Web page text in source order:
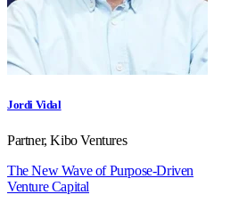
Jordi Vidal
Partner, Kibo Ventures
The New Wave of Purpose-Driven
Venture Capital